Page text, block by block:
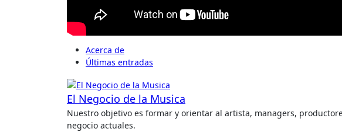
Acerca de
Últimas entradas
El Negocio de la Musica
Nuestro objetivo es formar y orientar al artista, managers,
negocio actuales.